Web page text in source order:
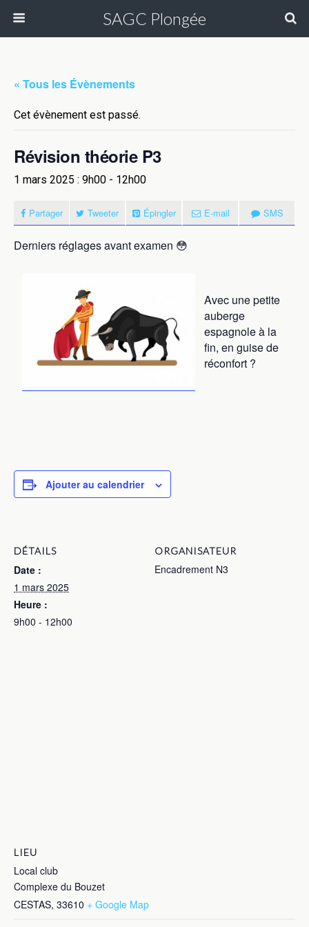
SAGC Plongée
« Tous les Évènements
Cet évènement est passé.
Révision théorie P3
1 mars 2025 : 9h00 - 12h00
Partager Tweeter Épingler E-mail SMS
Derniers réglages avant examen 😳
Avec une petite
auberge
espagnole à la
fin, en guise de
réconfort ?
Ajouter au calendrier
DÉTAILS
Date :
1 mars 2025
Heure :
9h00 - 12h00
ORGANISATEUR
Encadrement N3
LIEU
Local club
Complexe du Bouzet
CESTAS, 33610 + Google Map